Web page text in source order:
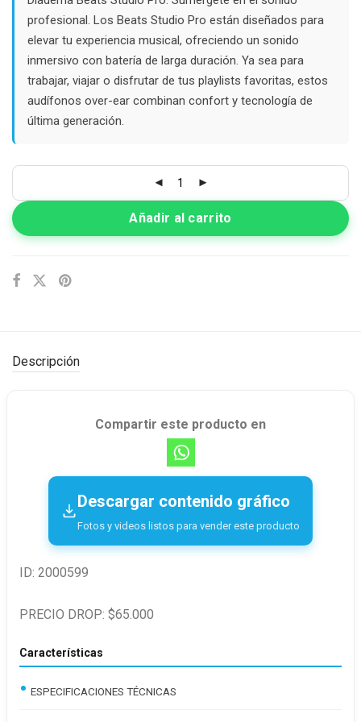
profesional. Los Beats Studio Pro están diseñados para
elevar tu experiencia musical, ofreciendo un sonido
inmersivo con batería de larga duración. Ya sea para
trabajar, viajar o disfrutar de tus playlists favoritas, estos
audífonos over-ear combinan confort y tecnología de
última generación.
Añadir al carrito
Descripción
Compartir este producto en
Descargar contenido gráfico
Fotos y videos listos para vender este producto
ID: 2000599
PRECIO DROP: $65.000
Características
ESPECIFICACIONES TÉCNICAS